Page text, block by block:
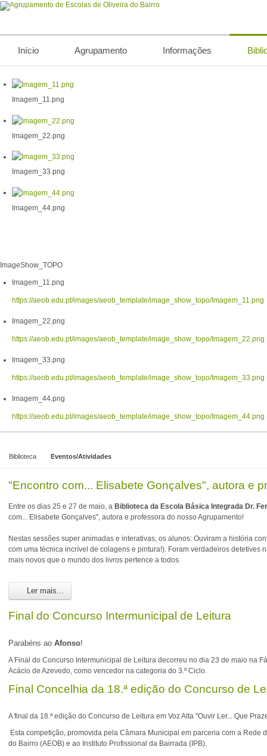
Início Agrupamento Informações
Imagem_11.png
Imagem_22.png
Imagem_33.png
Imagem_44.png
ImageShow_TOPO
Imagem_11.png
https://aeob.edu.pt/images/aeob_template/image_show_topo/Imagem_11.png
Imagem_22.png
https://aeob.edu.pt/images/aeob_template/image_show_topo/Imagem_22.png
Imagem_33.png
https://aeob.edu.pt/images/aeob_template/image_show_topo/Imagem_33.png
Imagem_44.png
https://aeob.edu.pt/images/aeob_template/image_show_topo/Imagem_44.png
Biblioteca Eventos/Atividades
"Encontro com... Elisabete Gonçalves", autora e
Entre os dias 25 e 27 de maio, a Biblioteca da Escola Básica Integrada Dr.
com... Elisabete Gonçalves", autora e professora do nosso Agrupamento!
Nestas sessões super animadas e interativas, os alunos: Ouviram a história
com uma técnica incrível de colagens e pintura!). Foram verdadeiros
mais novos que o mundo dos livros pertence a todos.
Ler mais...
Final do Concurso Intermunicipal de Leitura
Parabéns aoAfonso!
A Final do Concurso Intermunicipal de Leitura decorreu no dia 23 de maio na
Acácio de Azevedo, como vencedor na categoria do 3.º Ciclo.
Final Concelhia da 18.ª edição do Concurso de
A final da 18.ª edição do Concurso de Leitura em Voz Alta "Ouvir Ler... Que
Esta competição, promovida pela Câmara Municipal em parceria com a
do Bairro (AEOB) e ao Instituto Profissional da Bairrada (IPB).